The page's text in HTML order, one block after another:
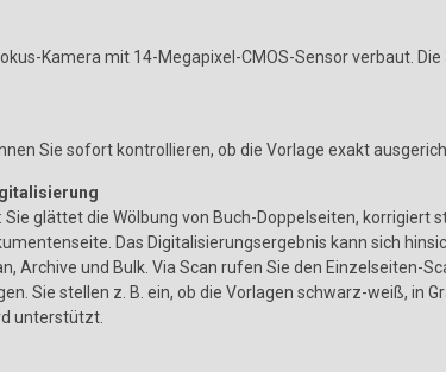
Kamera mit 14-Megapixel-CMOS-Sensor verbaut.
Sie sofort kontrollieren, ob die Vorlage exakt
glättet die Wölbung von Buch-Doppelseiten,
Das Digitalisierungsergebnis kann sich
und Bulk. Via Scan rufen Sie den Einzelseiten-
Sie stellen z. B. ein, ob die Vorlagen schwarz-weiß, in
unterstützt.